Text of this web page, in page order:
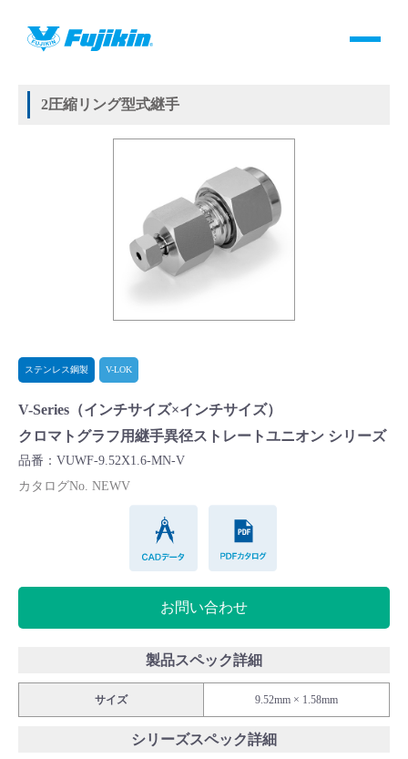
製品情報
製品カタログダウンロード
よくあるご質問(FAQ)・用語集
Cv値・流量計算ツール
製品動画一覧
バルブと継手のきほん
説明会・講習会
Corporate Blog
HOME 製品情報
2圧縮リング型式継手
ステンレス鋼製 V-LOK
V-Series（インチサイズ×インチサイズ）
クロマトグラフ用継手異径ストレートユニオン シリーズ
品番：VUWF-9.52X1.6-MN-V
カタログNo. NEWV
お問い合わせ
製品スペック詳細
サイズ 9.52mm × 1.58mm
シリーズスペック詳細